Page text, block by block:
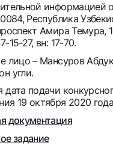
вопросы
обработку
в соцсетях
информацией
Республика
Амира Темура,
15-27, вн: 17-70.
лицо – Мансуров
угли.
дата подачи
19 октября 2020
документация
задание